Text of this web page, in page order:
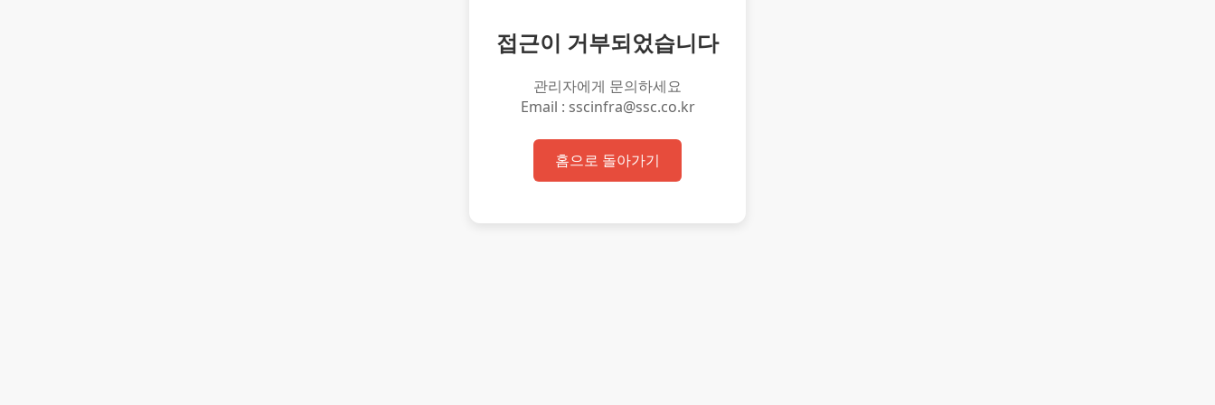
접근이 거부되었습니다
관리자에게 문의하세요
Email : sscinfra@ssc.co.kr
홈으로 돌아가기